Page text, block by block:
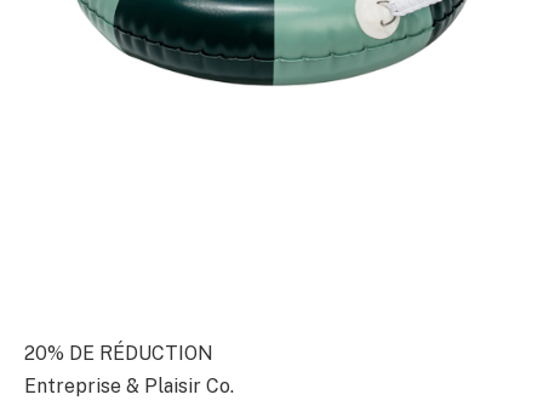
20% DE RÉDUCTION
Entreprise & Plaisir Co.